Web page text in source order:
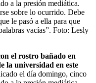
a la presión mediática.
sobre lo ocurrido. Debe
le pasó a ella para que
vacías”. Foto: Lesly
el rostro bañado en
la universidad en este
el día domingo, cinco